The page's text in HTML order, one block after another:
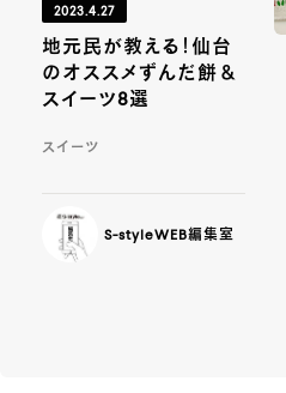
2023.4.27
地元民が教える！仙台
のオススメずんだ餅＆
スイーツ8選
スイーツ
S-styleWEB編集室